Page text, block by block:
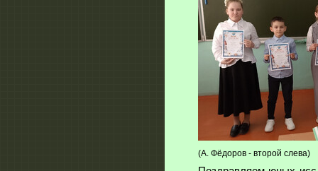
(А. Фёдоров - второй слева)